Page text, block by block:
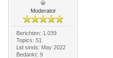
Moderator
Berichten: 1.039
Topics: 51
Lid sinds: May 2022
Bedankt: 9